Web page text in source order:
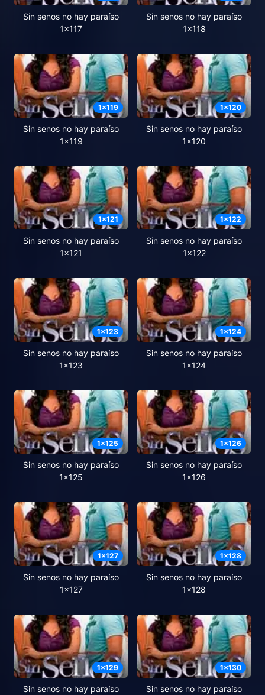
Sin senos no hay paraíso
1x117
Sin senos no hay paraíso
1x118
1x119
Sin senos no hay paraíso
1x119
1x120
Sin senos no hay paraíso
1x120
1x121
Sin senos no hay paraíso
1x121
1x122
Sin senos no hay paraíso
1x122
1x123
Sin senos no hay paraíso
1x123
1x124
Sin senos no hay paraíso
1x124
1x125
Sin senos no hay paraíso
1x125
1x126
Sin senos no hay paraíso
1x126
1x127
Sin senos no hay paraíso
1x127
1x128
Sin senos no hay paraíso
1x128
1x129
Sin senos no hay paraíso
1x130
Sin senos no hay paraíso